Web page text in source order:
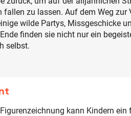
fallen zu lassen. Auf dem Weg zur
wilde Partys, Missgeschicke
finden sie nicht nur ein
selbst.
kann Kindern ein